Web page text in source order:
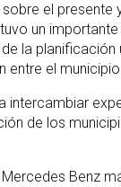
el
un
la
el
de los
Benz